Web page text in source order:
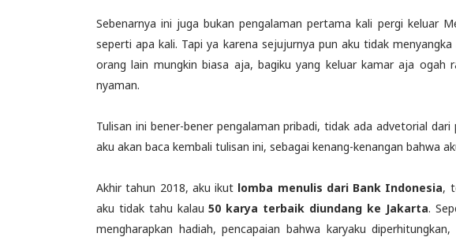
Sebenarnya ini juga bukan pengalaman pertama kali pergi keluar
seperti apa kali. Tapi ya karena sejujurnya pun aku tidak
orang lain mungkin biasa aja, bagiku yang keluar kamar aja ogah
nyaman.
Tulisan ini bener-bener pengalaman pribadi, tidak ada advetorial
aku akan baca kembali tulisan ini, sebagai kenang-kenangan bahwa
Akhir tahun 2018, aku ikut lomba menulis dari Bank Indonesia,
aku tidak tahu kalau50 karya terbaik diundang ke Jakarta.
mengharapkan hadiah, pencapaian bahwa karyaku